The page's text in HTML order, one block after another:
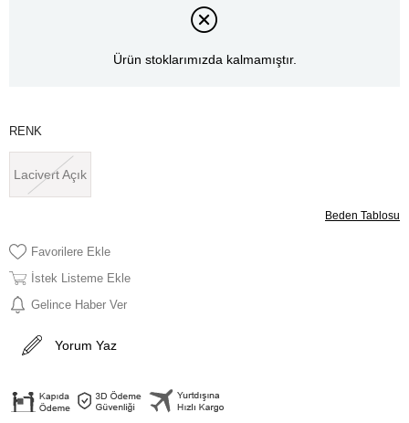
Ürün stoklarımızda kalmamıştır.
RENK
Lacivert Açık
Beden Tablosu
Favorilere Ekle
İstek Listeme Ekle
Gelince Haber Ver
Yorum Yaz